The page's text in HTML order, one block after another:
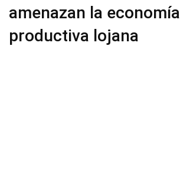
amenazan la economía
productiva lojana